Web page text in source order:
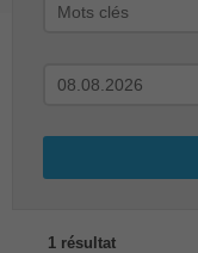
1 résultat